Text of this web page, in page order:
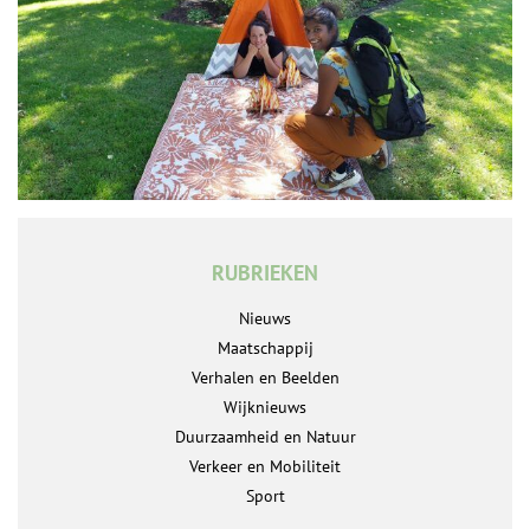
RUBRIEKEN
Nieuws
Maatschappij
Verhalen en Beelden
Wijknieuws
Duurzaamheid en Natuur
Verkeer en Mobiliteit
Sport